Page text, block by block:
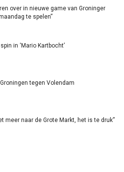
over in nieuwe game van Groninger
te spelen”
in ‘Mario Kartbocht’
tegen Volendam
meer naar de Grote Markt, het is te druk”